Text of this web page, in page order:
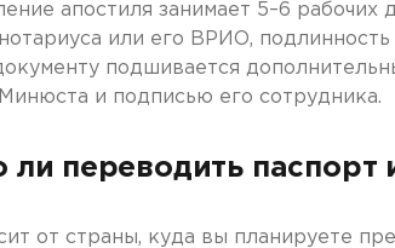
апостиля занимает 5–6
или его ВРИО,
подшивается
и подписью его сотрудника.
ли переводить паспорт
от страны, куда вы планируете